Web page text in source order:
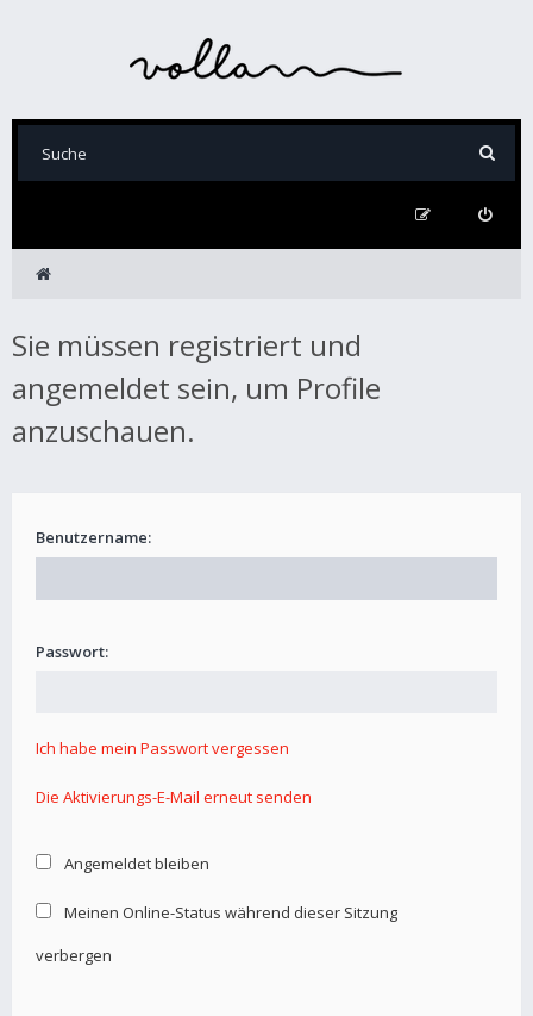
Sie müssen registriert und
angemeldet sein, um Profile
anzuschauen.
Benutzername:
Passwort:
Ich habe mein Passwort vergessen
Die Aktivierungs-E-Mail erneut senden
Angemeldet bleiben
Meinen Online-Status während dieser Sitzung
verbergen